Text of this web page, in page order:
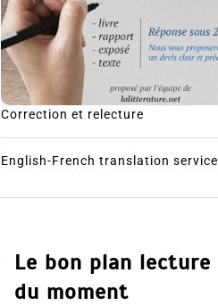
Correction et relecture
English-French translation service
Le bon plan lecture
du moment